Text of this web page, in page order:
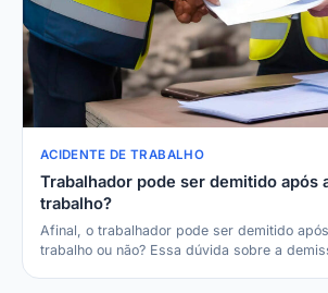
ACIDENTE DE TRABALHO
Trabalhador pode ser demitido após
trabalho?
Afinal, o trabalhador pode ser demitido
trabalho ou não? Essa dúvida sobre a